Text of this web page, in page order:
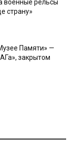
военные рельсы
страну»
Памяти» —
закрытом